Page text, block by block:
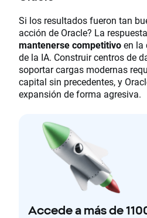
Si los resultados fueron tan
acción de Oracle? La
mantenerse competitivoen la
de la IA. Construir centros de
soportar cargas modernas
capital sin precedentes, y
expansión de forma agresiva.
Accede a más de